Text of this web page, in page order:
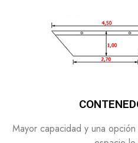
Mayor capacidad y una